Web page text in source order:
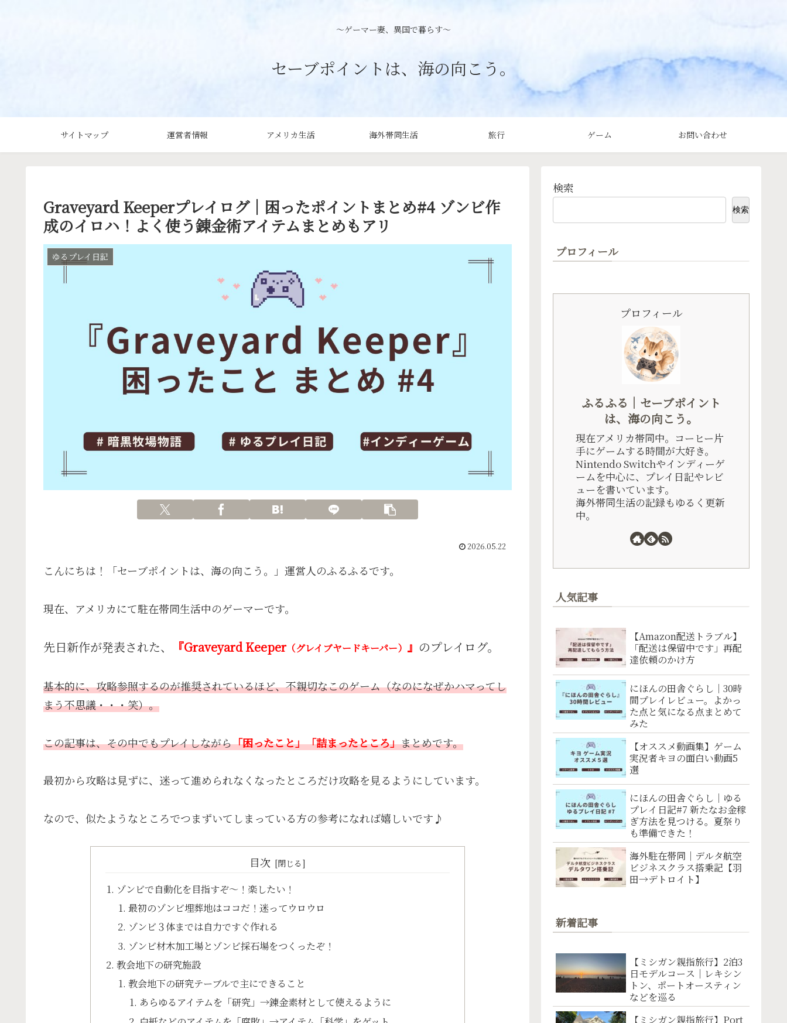
〜ゲーマー妻、異国で暮らす〜
セーブポイントは、海の向こう。
サイトマップ 運営者情報 アメリカ生活 海外帯同生活 旅行 ゲーム お問い合わせ
Graveyard Keeperプレイログ｜困ったポイントまとめ#4 ゾンビ作
成のイロハ！よく使う錬金術アイテムまとめもアリ
ゆるプレイ日記
2026.05.22
こんにちは！「セーブポイントは、海の向こう。」運営人のふるふるです。
現在、アメリカにて駐在帯同生活中のゲーマーです。
先日新作が発表された、 『Graveyard Keeper（グレイブヤードキーパー） 』 のプレイログ。
基本的に、攻略参照するのが推奨されているほど、不親切なこのゲーム（なのになぜかハマってし
まう不思議・・・笑）。
この記事は、その中でもプレイしながら「困ったこと」「詰まったところ」まとめです。
最初から攻略は見ずに、迷って進められなくなったところだけ攻略を見るようにしています。
なので、似たようなところでつまずいてしまっている方の参考になれば嬉しいです♪
目次
ゾンビで自動化を目指すぞ〜！楽したい！
最初のゾンビ埋葬地はココだ！迷ってウロウロ
ゾンビ３体までは自力ですぐ作れる
ゾンビ材木加工場とゾンビ採石場をつくったぞ！
教会地下の研究施設
教会地下の研究テーブルで主にできること
あらゆるアイテムを「研究」→錬金素材として使えるように
検索
検索
プロフィール
プロフィール
ふるふる｜セーブポイント
は、海の向こう。
現在アメリカ帯同中。コーヒー片
手にゲームする時間が大好き。
Nintendo Switchやインディーゲ
ームを中心に、プレイ日記やレビ
ューを書いています。
海外帯同生活の記録もゆるく更新
中。
人気記事
【Amazon配送トラブル】
「配送は保留中です」再配
達依頼のかけ方
にほんの田舎ぐらし｜30時
間プレイレビュー。よかっ
た点と気になる点まとめて
みた
【オススメ動画集】ゲーム
実況者キヨの面白い動画5
選
にほんの田舎ぐらし｜ゆる
プレイ日記#7 新たなお金稼
ぎ方法を見つける。夏祭り
も準備できた！
海外駐在帯同｜デルタ航空
ビジネスクラス搭乗記【羽
田→デトロイト】
新着記事
【ミシガン親指旅行】2泊3
日モデルコース｜レキシン
トン、ポートオースティン
などを巡る
【ミシガン親指旅行】Port